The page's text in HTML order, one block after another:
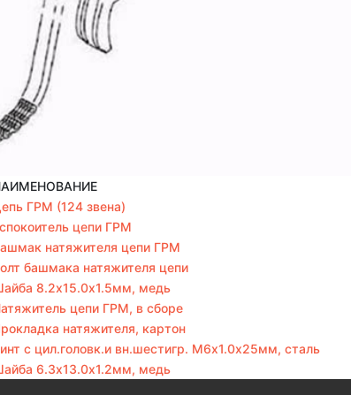
ГРМ (124 звена)
цепи ГРМ
натяжителя цепи ГРМ
башмака натяжителя цепи
8.2х15.0х1.5мм, медь
цепи ГРМ, в сборе
натяжителя, картон
с цил.головк.и вн.шестигр. M6х1.0х25мм, сталь
6.3х13.0х1.2мм, медь